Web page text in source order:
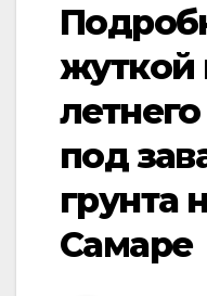
жуткой
под
грунта
Самаре